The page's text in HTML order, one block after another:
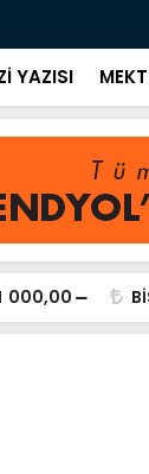
YAZISI
000,00